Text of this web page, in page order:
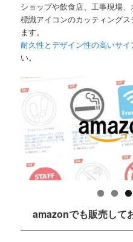
ショップや飲食店、工事現場
標識アイコンのカッティング
ます。
耐久性とデザイン性の高いサ
い。
amazonでも販売して